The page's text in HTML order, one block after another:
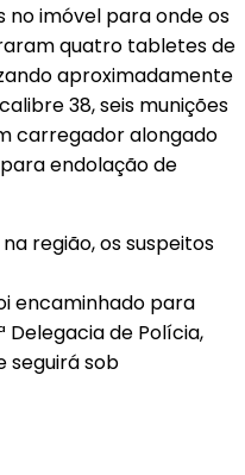
no imóvel para onde os
quatro tabletes de
aproximadamente
38, seis munições
carregador alongado
endolação de
região, os suspeitos
encaminhado para
Delegacia de Polícia,
seguirá sob